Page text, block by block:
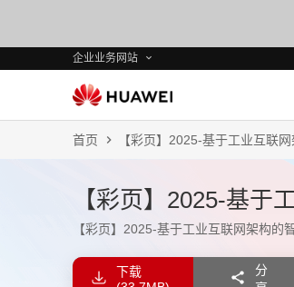
企业业务网站
首页 【彩页】2025-基于工业互联
【彩页】2025-基于
【彩页】2025-基于工业互联网架构的
下载
分